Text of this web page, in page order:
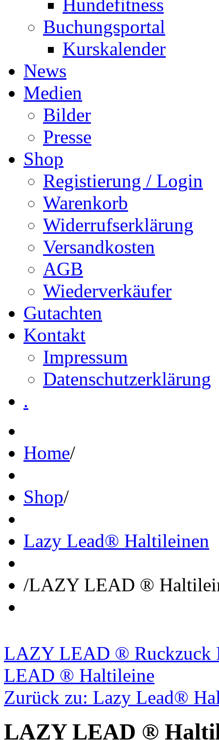
Hundefitness
Buchungsportal
Kurskalender
News
Medien
Bilder
Presse
Shop
Registierung / Login
Warenkorb
Widerrufserklärung
Versandkosten
AGB
Wiederverkäufer
Gutachten
Kontakt
Impressum
Datenschutzerklärung
.
Home/
Shop/
Lazy Lead® Haltileinen
/LAZY LEAD ®
LAZY LEAD ® Ruckzuck
LEAD ® Haltileine
Zurück zu: Lazy Lead®
LAZY LEAD ®